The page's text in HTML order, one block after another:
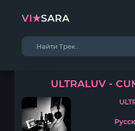
VI★SARA
ULTRALUV -